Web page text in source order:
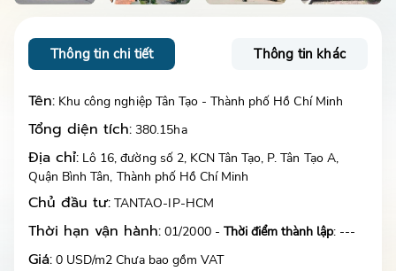
Thông tin chi tiết Thông tin khác
Tên: Khu công nghiệp Tân Tạo - Thành phố Hồ Chí Minh
Tổng diện tích: 380.15ha
Địa chỉ: Lô 16, đường số 2, KCN Tân Tạo, P. Tân Tạo A,
Quận Bình Tân, Thành phố Hồ Chí Minh
Chủ đầu tư: TANTAO-IP-HCM
Thời hạn vận hành: 01/2000 - Thời điểm thành lập: ---
Giá: 0 USD/m2 Chưa bao gồm VAT